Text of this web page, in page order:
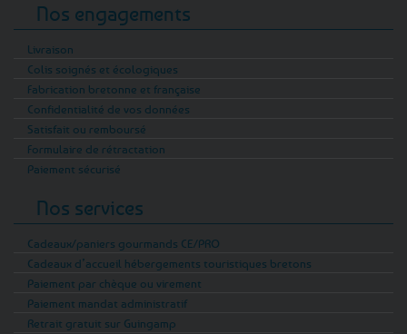
Nos engagements
Livraison
Colis soignés et écologiques
Fabrication bretonne et française
Confidentialité de vos données
Satisfait ou remboursé
Formulaire de rétractation
Paiement sécurisé
Nos services
Cadeaux/paniers gourmands CE/PRO
Cadeaux d’accueil hébergements touristiques bretons
Paiement par chèque ou virement
Paiement mandat administratif
Retrait gratuit sur Guingamp